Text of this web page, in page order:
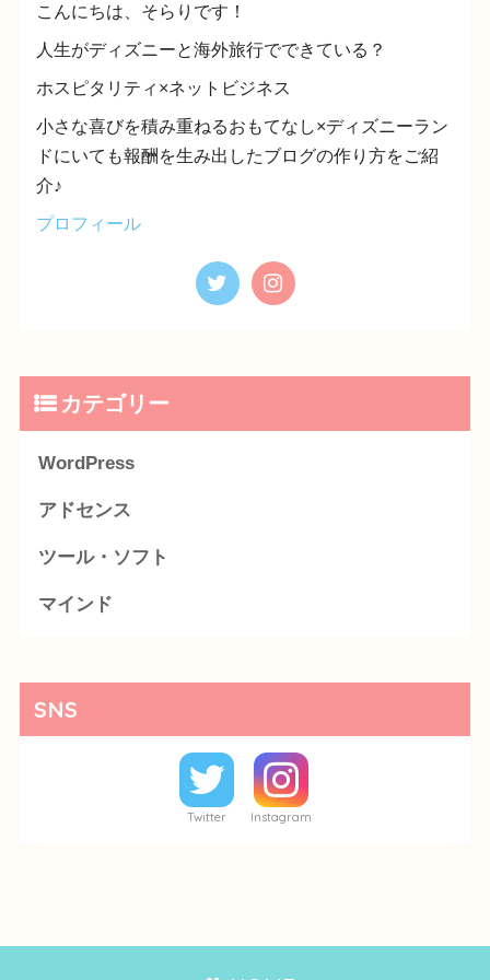
こんにちは、そらりです！
人生がディズニーと海外旅行でできている？
ホスピタリティ×ネットビジネス
小さな喜びを積み重ねるおもてなし×ディズニーラン
ドにいても報酬を生み出したブログの作り方をご紹
介♪
プロフィール
カテゴリー
WordPress
アドセンス
ツール・ソフト
マインド
SNS
Twitter Instagram